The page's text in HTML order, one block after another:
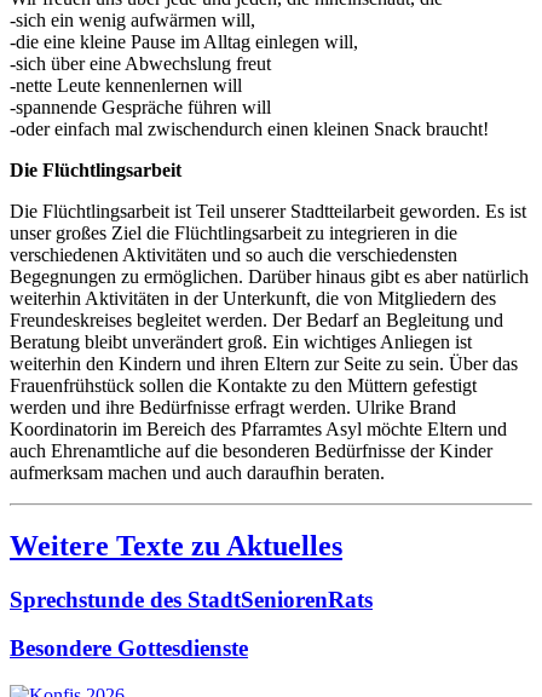
-sich ein wenig aufwärmen will,
-die eine kleine Pause im Alltag einlegen will,
-sich über eine Abwechslung freut
-nette Leute kennenlernen will
-spannende Gespräche führen will
-oder einfach mal zwischendurch einen kleinen Snack braucht!
Die Flüchtlingsarbeit
Die Flüchtlingsarbeit ist Teil unserer Stadtteilarbeit geworden. Es ist
unser großes Ziel die Flüchtlingsarbeit zu integrieren in die
verschiedenen Aktivitäten und so auch die verschiedensten
Begegnungen zu ermöglichen. Darüber hinaus gibt es aber natürlich
weiterhin Aktivitäten in der Unterkunft, die von Mitgliedern des
Freundeskreises begleitet werden. Der Bedarf an Begleitung und
Beratung bleibt unverändert groß. Ein wichtiges Anliegen ist
weiterhin den Kindern und ihren Eltern zur Seite zu sein. Über das
Frauenfrühstück sollen die Kontakte zu den Müttern gefestigt
werden und ihre Bedürfnisse erfragt werden. Ulrike Brand
Koordinatorin im Bereich des Pfarramtes Asyl möchte Eltern und
auch Ehrenamtliche auf die besonderen Bedürfnisse der Kinder
aufmerksam machen und auch daraufhin beraten.
Weitere Texte zu Aktuelles
Sprechstunde des StadtSeniorenRats
Besondere Gottesdienste